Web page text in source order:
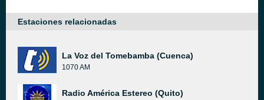
Estaciones relacionadas
La Voz del Tomebamba (Cuenca)
1070 AM
Radio América Estereo (Quito)